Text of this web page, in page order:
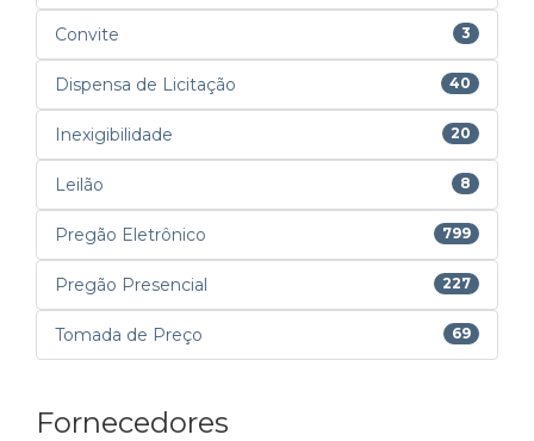
Convite 3
Dispensa de Licitação 40
Inexigibilidade 20
Leilão 8
Pregão Eletrônico 799
Pregão Presencial 227
Tomada de Preço 69
Fornecedores